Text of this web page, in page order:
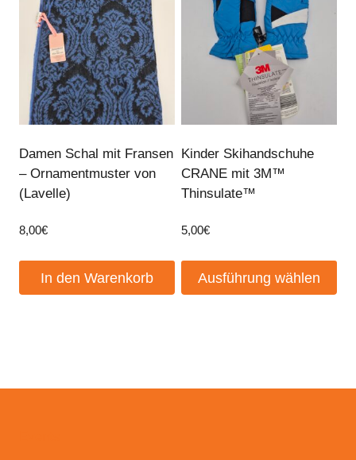
Damen Schal mit Fransen
– Ornamentmuster von
(Lavelle)
8,00€
In den Warenkorb
Kinder Skihandschuhe
CRANE mit 3M™
Thinsulate™
5,00€
Ausführung wählen
Varianten